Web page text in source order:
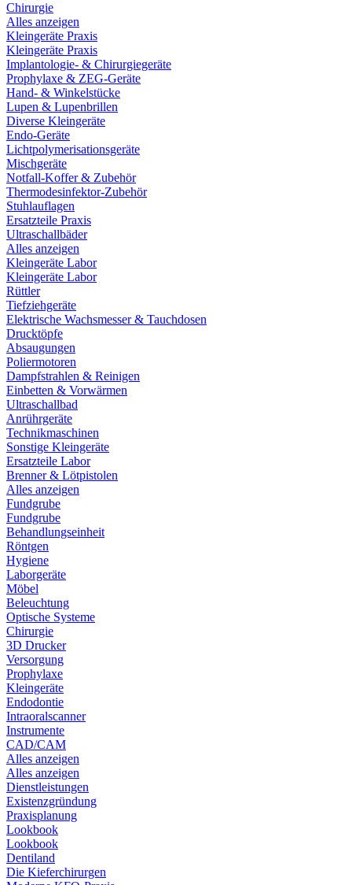
Chirurgie
Alles anzeigen
Kleingeräte Praxis
Kleingeräte Praxis
Implantologie- & Chirurgiegeräte
Prophylaxe & ZEG-Geräte
Hand- & Winkelstücke
Lupen & Lupenbrillen
Diverse Kleingeräte
Endo-Geräte
Lichtpolymerisationsgeräte
Mischgeräte
Notfall-Koffer & Zubehör
Thermodesinfektor-Zubehör
Stuhlauflagen
Ersatzteile Praxis
Ultraschallbäder
Alles anzeigen
Kleingeräte Labor
Kleingeräte Labor
Rüttler
Tiefziehgeräte
Elektrische Wachsmesser & Tauchdosen
Drucktöpfe
Absaugungen
Poliermotoren
Dampfstrahlen & Reinigen
Einbetten & Vorwärmen
Ultraschallbad
Anrührgeräte
Technikmaschinen
Sonstige Kleingeräte
Ersatzteile Labor
Brenner & Lötpistolen
Alles anzeigen
Fundgrube
Fundgrube
Behandlungseinheit
Röntgen
Hygiene
Laborgeräte
Möbel
Beleuchtung
Optische Systeme
Chirurgie
3D Drucker
Versorgung
Prophylaxe
Kleingeräte
Endodontie
Intraoralscanner
Instrumente
CAD/CAM
Alles anzeigen
Alles anzeigen
Dienstleistungen
Existenzgründung
Praxisplanung
Lookbook
Lookbook
Dentiland
Die Kieferchirurgen